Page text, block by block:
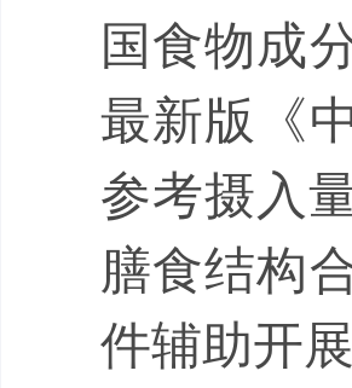
国食物成
最新版《
参考摄入
膳食结构
件辅助开